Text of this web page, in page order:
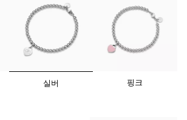
선택됨
실버 핑크